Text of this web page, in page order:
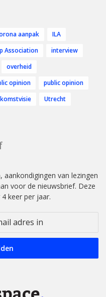
aanpak
ILA
Association
interview
overheid
opinion
public opinion
Utrecht
van lezingen
voor de nieuwsbrief. Deze
keer per jaar.